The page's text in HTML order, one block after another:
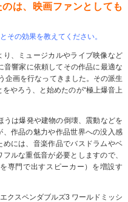
は、映画ファンとしても
の効果を教えてください。
り、ミュージカルやライブ映像など
音響家に依頼してその作品に最適な
企画を行なってきました。その派生
やろう、と始めたのが“極上爆音上
うは爆発や建物の倒壊、震動などを
作品の魅力や作品世界への没入感
には、音楽作品でバスドラムやベ
ルな重低音が必要としますので、
専門で出すスピーカー）を増設す
クスペンダブルズ3 ワールドミッシ